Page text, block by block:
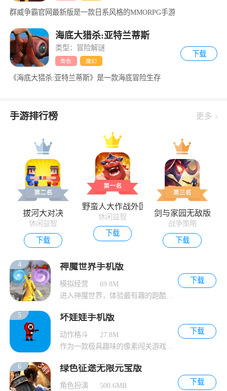
群威争霸官网最新版是一款日系风格的MMORPG手游
海底大猎杀:亚特兰蒂斯
类型：冒险解谜
角色 魔幻
下载
《海底大猎杀:亚特兰蒂斯》是一款海底冒险生存
手游排行榜 更多
拔河大对决
休闲益智
下载
野蛮人大作战外国版
休闲益智
下载
剑与家园无敌版
战争策略
下载
4 神魔世界手机版
模拟经营
69.8M
下载
5 坏娃娃手机版
动作格斗
27.8M
下载
6 绿色征途无限元宝版
角色扮演
500.6MB
下载